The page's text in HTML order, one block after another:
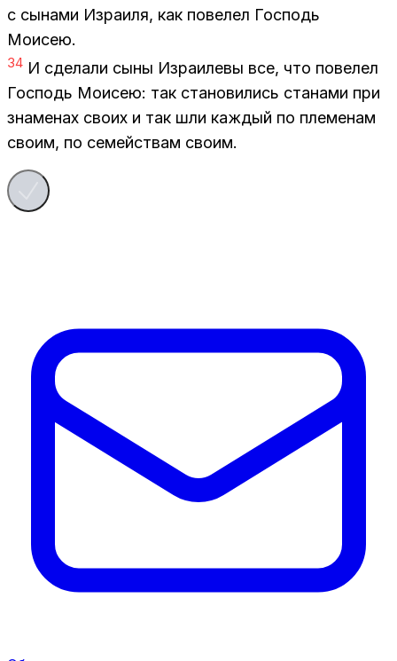
с сы­на­ми Из­ра­и­ля, как по­ве­лел Гос­подь
Мо­и­сею.
34 И сде­ла­ли сыны Из­ра­и­ле­вы все, что по­ве­лел
Гос­подь Мо­и­сею: так ста­но­ви­лись ста­на­ми при
зна­ме­нах сво­их и так шли каж­дый по пле­ме­нам
сво­им, по се­мей­ствам сво­им.